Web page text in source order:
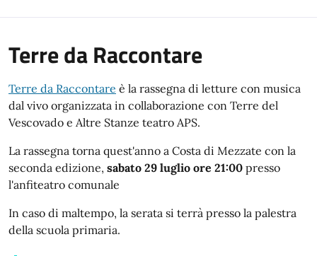
Terre da Raccontare
Terre da Raccontare è la rassegna di letture con musica
dal vivo organizzata in collaborazione con Terre del
Vescovado e Altre Stanze teatro APS.
La rassegna torna quest'anno a Costa di Mezzate con la
seconda edizione, sabato 29 luglio ore 21:00 presso
l'anfiteatro comunale
In caso di maltempo, la serata si terrà presso la palestra
della scuola primaria.